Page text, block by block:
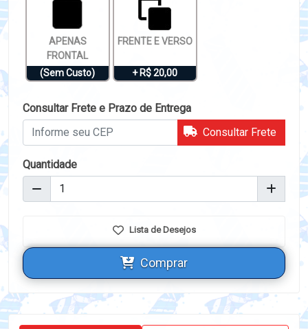
APENAS
FRONTAL
(Sem Custo)
FRENTE E VERSO
+ R$ 20,00
Consultar Frete e Prazo de Entrega
Consultar Frete
Quantidade
Lista de Desejos
Comprar